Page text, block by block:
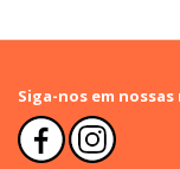
Siga-nos em